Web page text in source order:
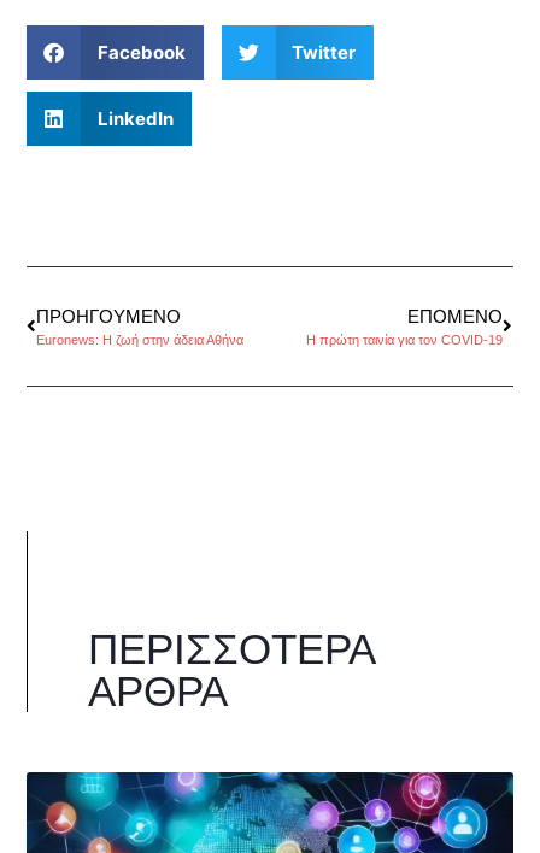
Facebook Twitter
LinkedIn
ΠΡΟΗΓΟΎΜΕΝΟ
Euronews: Η ζωή στην άδεια Αθήνα
ΕΠΌΜΕΝΟ
Η πρώτη ταινία για τον COVID-19
ΠΕΡΙΣΣΌΤΕΡΑ
ΆΡΘΡΑ